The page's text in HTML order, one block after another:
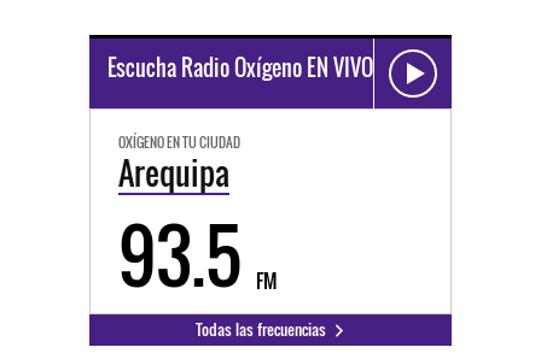
Escucha Radio Oxígeno EN VIVO
OXÍGENO EN TU CIUDAD
Arequipa
93.5 FM
Todas las frecuencias